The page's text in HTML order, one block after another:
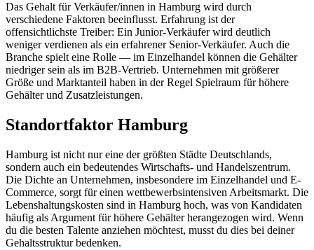
Das Gehalt für Verkäufer/innen in Hamburg wird durch
verschiedene Faktoren beeinflusst. Erfahrung ist der
offensichtlichste Treiber: Ein Junior-Verkäufer wird deutlich
weniger verdienen als ein erfahrener Senior-Verkäufer. Auch die
Branche spielt eine Rolle — im Einzelhandel können die Gehälter
niedriger sein als im B2B-Vertrieb. Unternehmen mit größerer
Größe und Marktanteil haben in der Regel Spielraum für höhere
Gehälter und Zusatzleistungen.
Standortfaktor Hamburg
Hamburg ist nicht nur eine der größten Städte Deutschlands,
sondern auch ein bedeutendes Wirtschafts- und Handelszentrum.
Die Dichte an Unternehmen, insbesondere im Einzelhandel und E-
Commerce, sorgt für einen wettbewerbsintensiven Arbeitsmarkt. Die
Lebenshaltungskosten sind in Hamburg hoch, was von Kandidaten
häufig als Argument für höhere Gehälter herangezogen wird. Wenn
du die besten Talente anziehen möchtest, musst du dies bei deiner
Gehaltsstruktur bedenken.